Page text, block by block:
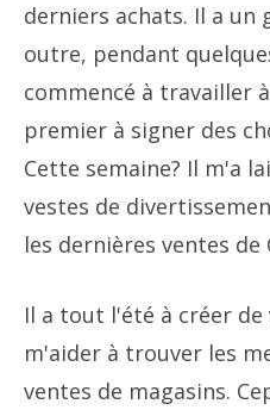
derniers achats. Il a un
outre, pendant
commencé à travailler
premier à signer des
Cette semaine? Il m'a
vestes de
les dernières ventes de
Il a tout l'été à créer de
m'aider à trouver les
ventes de magasins.